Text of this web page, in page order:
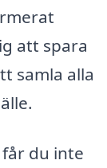
att spara
samla alla
du inte